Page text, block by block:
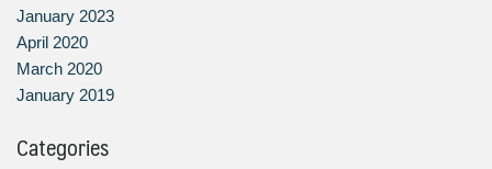
January 2023
April 2020
March 2020
January 2019
Categories